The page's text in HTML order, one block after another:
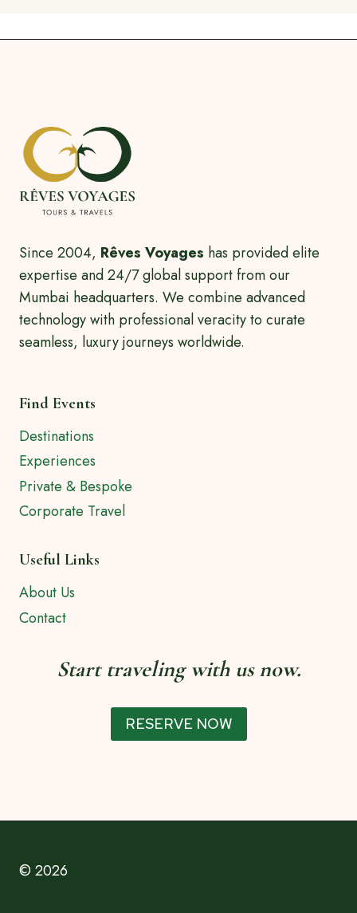
Since 2004, Rêves Voyages has provided elite
expertise and 24/7 global support from our
Mumbai headquarters. We combine advanced
technology with professional veracity to curate
seamless, luxury journeys worldwide.
Find Events
Destinations
Experiences
Private & Bespoke
Corporate Travel
Useful Links
About Us
Contact
Start traveling with us now.
RESERVE NOW
© 2026